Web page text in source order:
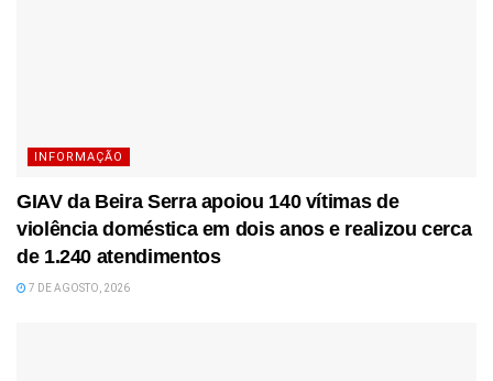
INFORMAÇÃO
GIAV da Beira Serra apoiou 140 vítimas de
violência doméstica em dois anos e realizou cerca
de 1.240 atendimentos
7 DE AGOSTO, 2026